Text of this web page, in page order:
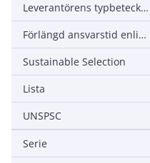
Leverantörens typbeteckning
Förlängd ansvarstid enligt ALEM-09
Sustainable Selection
Lista
UNSPSC
Serie